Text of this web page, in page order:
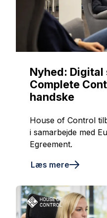
Nyhed:
Complete
handske
House of Control
i samarbejde med
Egreement.
Læs mere